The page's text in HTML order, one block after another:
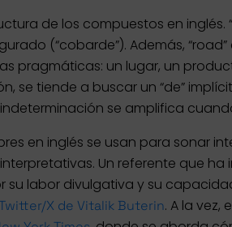
de los compuestos en
(“cobarde”). Además,
pragmáticas: un lugar, un
se tiende a buscar un “de”
se amplifica
en inglés se usan para sonar
Un referente que
su labor divulgativa y su
X de Vitalik Buterin. A la